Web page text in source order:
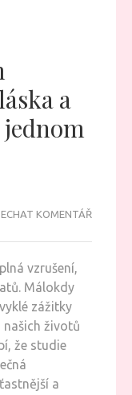
a
KOMENTÁŘNA
vzrušení,
Málokdy
zážitky
životů
že studie
a